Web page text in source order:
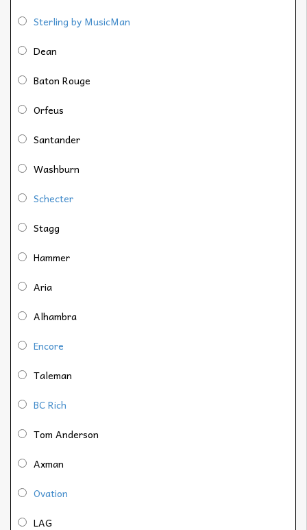
Sterling by MusicMan
Dean
Baton Rouge
Orfeus
Santander
Washburn
Schecter
Stagg
Hammer
Aria
Alhambra
Encore
Taleman
BC Rich
Tom Anderson
Axman
Ovation
LAG